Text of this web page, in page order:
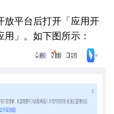
放平台后打开「应用开
」 。 如下图所示：